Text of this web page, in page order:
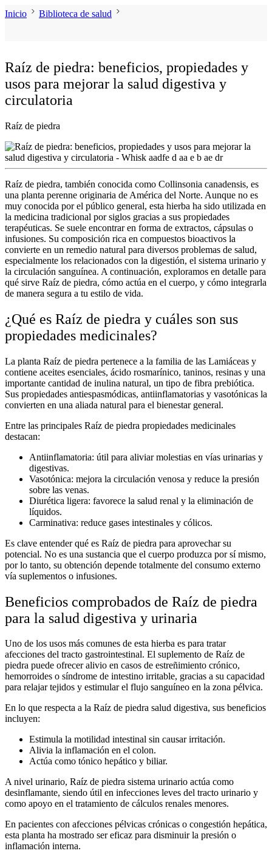
Inicio Biblioteca de salud
Raíz de piedra: beneficios, propiedades y
usos para mejorar la salud digestiva y
circulatoria
Raíz de piedra
Raíz de piedra, también conocida como Collinsonia canadensis, es
una planta perenne originaria de América del Norte. Aunque no es
muy conocida por el público general, esta hierba ha sido utilizada en
la medicina tradicional por siglos gracias a sus propiedades
terapéuticas. Se suele encontrar en forma de extractos, cápsulas o
infusiones. Su composición rica en compuestos bioactivos la
convierte en un remedio natural para diversos problemas de salud,
especialmente los relacionados con la digestión, el sistema urinario y
la circulación sanguínea. A continuación, exploramos en detalle para
qué sirve Raíz de piedra, cómo actúa en el cuerpo, y cómo integrarla
de manera segura a tu estilo de vida.
¿Qué es Raíz de piedra y cuáles son sus
propiedades medicinales?
La planta Raíz de piedra pertenece a la familia de las Lamiáceas y
contiene aceites esenciales, ácido rosmarínico, taninos, resinas y una
importante cantidad de inulina natural, un tipo de fibra prebiótica.
Sus propiedades antiespasmódicas, antiinflamatorias y vasotónicas la
convierten en una aliada natural para el bienestar general.
Entre las principales Raíz de piedra propiedades medicinales
destacan:
Antiinflamatoria: útil para aliviar molestias en vías urinarias y
digestivas.
Vasotónica: mejora la circulación venosa y reduce la presión
sobre las venas.
Diurética ligera: favorece la salud renal y la eliminación de
líquidos.
Carminativa: reduce gases intestinales y cólicos.
Es clave entenderqué es Raíz de piedra para aprovechar su
potencial. No es una sustancia que el cuerpo produzca por sí mismo,
por lo tanto, su obtención depende totalmente del consumo externo
vía suplementos o infusiones.
Beneficios comprobados de Raíz de piedra
para la salud digestiva y urinaria
Uno de los usos más comunes de esta hierba es para tratar
afecciones del tracto gastrointestinal. El suplemento de Raíz de
piedra puede ofrecer alivio en casos de estreñimiento crónico,
hemorroides o síndrome de intestino irritable, gracias a su capacidad
para relajar tejidos y estimular el flujo sanguíneo en la zona pélvica.
En lo que respecta a la Raíz de piedra salud digestiva, sus beneficios
incluyen:
Estimula la motilidad intestinal sin causar irritación.
Alivia la inflamación en el colon.
Actúa como tónico hepático y biliar.
A nivel urinario, Raíz de piedra sistema urinario actúa como
desinflamante, siendo útil en infecciones leves del tracto urinario y
como apoyo en el tratamiento de cálculos renales menores.
En pacientes con afecciones pélvicas crónicas o congestión hepática,
esta planta ha mostrado ser eficaz para disminuir la presión o
inflamación interna.